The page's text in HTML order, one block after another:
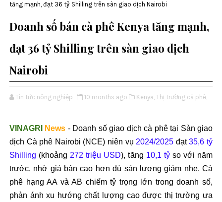
tăng mạnh, đạt 36 tỷ Shilling trên sàn giao dịch Nairobi
Doanh số bán cà phê Kenya tăng mạnh,
đạt 36 tỷ Shilling trên sàn giao dịch
Nairobi
Tin tức nông nghiệp 10 months ago Kenya, Thị trường cà phê,
VINAGRI News - Doanh số giao dịch cà phê tại Sàn giao
dịch Cà phê Nairobi (NCE) niên vụ 2024/2025 đạt35,6 tỷ
Shilling (khoảng 272 triệu USD), tăng 10,1 tỷso với năm
trước, nhờ giá bán cao hơn dù sản l ượng giảm nhẹ. Cà
phê hạng AA và AB chiếm tỷ trọng lớn trong doanh số,
phản ánh xu hướng chất l ượng caođược thị trường ưa